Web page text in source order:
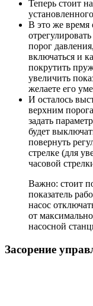
Теперь стоит
В это же время
порог
включаться и
покрутить
увеличить
желаете его
И осталось
верхним
задать
будет
повернуть
стрелке (для
часовой
Важно: стоит
показатель
насос
от
насосной
Засорение